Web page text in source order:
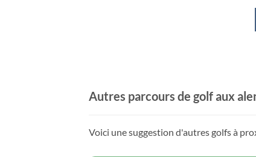
Autres parcours de golf aux
Voici une suggestion d'autres golfs à